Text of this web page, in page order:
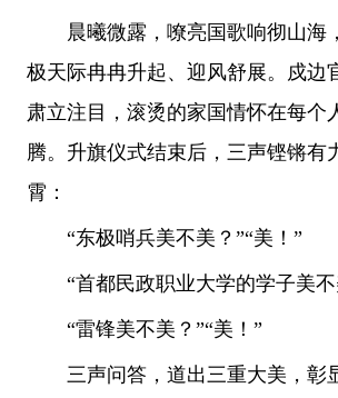
晨曦微露，嘹亮国歌响彻山海
极天际冉冉升起、迎风舒展。戍边
肃立注目，滚烫的家国情怀在每个
腾。升旗仪式结束后，三声铿锵有
霄：
“东极哨兵美不美？”“美！”
“首都民政职业大学的学子美不
“雷锋美不美？”“美！”
三声问答，道出三重大美，彰